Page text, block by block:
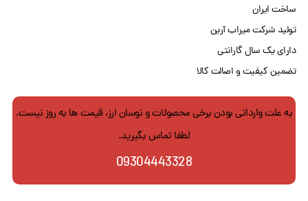
ساخت ایران
تولید شرکت میراب آرین
دارای یک سال گارانتی
تضمین کیفیت و اصالت کالا
به علت وارداتی بودن برخی محصولات و نوسان ارز، قیمت ها به روز نیست.
لطفا تماس بگیرید.
09304443328